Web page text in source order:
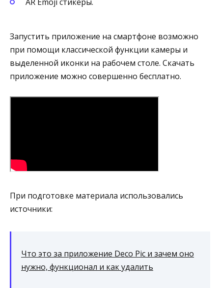
Запустить приложение на смартфоне возможно
при помощи классической функции камеры и
выделенной иконки на рабочем столе. Скачать
приложение можно совершенно бесплатно.
При подготовке материала использовались
источники:
Что это за приложение Deco Pic и зачем оно
нужно, функционал и как удалить